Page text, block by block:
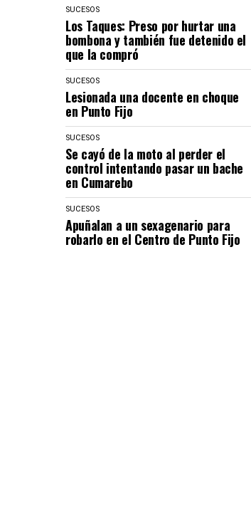
SUCESOS
Los Taques: Preso por hurtar una
bombona y también fue detenido el
que la compró
SUCESOS
Lesionada una docente en choque
en Punto Fijo
SUCESOS
Se cayó de la moto al perder el
control intentando pasar un bache
en Cumarebo
SUCESOS
Apuñalan a un sexagenario para
robarlo en el Centro de Punto Fijo